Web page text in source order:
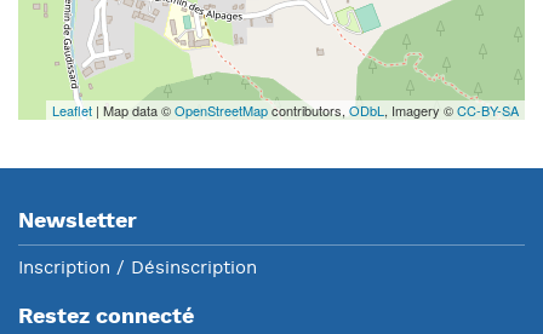
Leaflet | Map data ©OpenStreetMapcontributors, ODbL, Imagery ©CC-BY-SA
Newsletter
Inscription / Désinscription
Restez connecté